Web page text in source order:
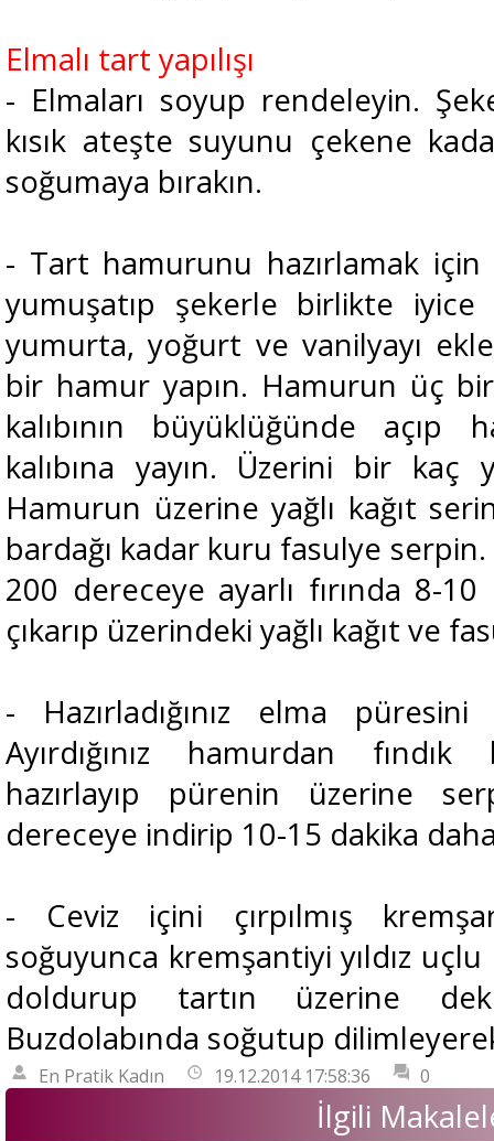
Elmalı tart yapılışı
- Elmaları soyup rendeleyin.
kısık ateşte suyunu çekene
soğumaya bırakın.
- Tart hamurunu hazırlamak için
yumuşatıp şekerle birlikte iyice
yumurta, yoğurt ve vanilyayı
bir hamur yapın. Hamurun üç
kalıbının büyüklüğünde açıp
kalıbına yayın. Üzerini bir
Hamurun üzerine yağlı kağıt
bardağı kadar kuru fasulye serpin.
200 dereceye ayarlı fırında 8-10
çıkarıp üzerindeki yağlı kağıt ve
- Hazırladığınız elma
Ayırdığınız hamurdan
hazırlayıp pürenin üzerine
dereceye indirip 10-15 dakika
- Ceviz içini çırpılmış
soğuyunca kremşantiyi yıldız
doldurup tartın üzerine
Buzdolabında soğutup
En Pratik Kadın 19.12.2014 17:58:36 0
İlgili